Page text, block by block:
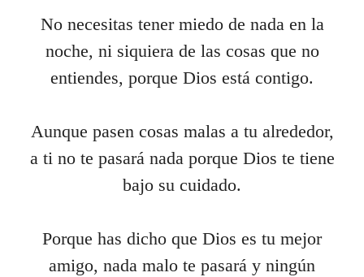
No necesitas tener miedo de nada en la
noche, ni siquiera de las cosas que no
entiendes, porque Dios está contigo.
Aunque pasen cosas malas a tu alrededor,
a ti no te pasará nada porque Dios te tiene
bajo su cuidado.
Porque has dicho que Dios es tu mejor
amigo, nada malo te pasará y ningún